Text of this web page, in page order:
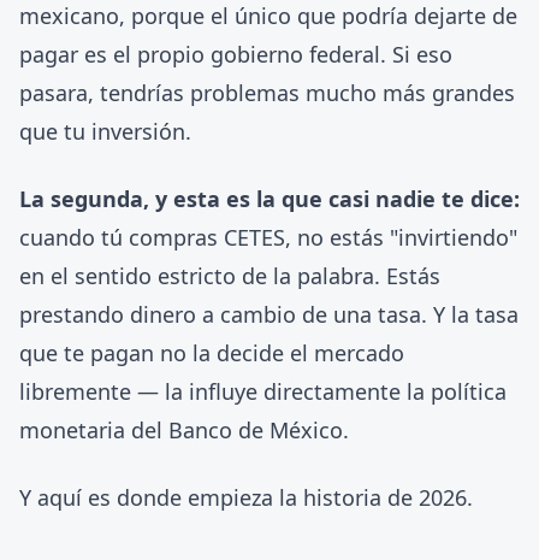
mexicano, porque el único que podría dejarte de
pagar es el propio gobierno federal. Si eso
pasara, tendrías problemas mucho más grandes
que tu inversión.
La segunda, y esta es la que casi nadie te dice:
cuando tú compras CETES, no estás "invirtiendo"
en el sentido estricto de la palabra. Estás
prestando dinero a cambio de una tasa. Y la tasa
que te pagan no la decide el mercado
libremente — la influye directamente la política
monetaria del Banco de México.
Y aquí es donde empieza la historia de 2026.